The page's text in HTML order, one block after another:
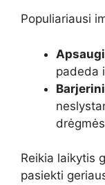
Populiariausi
padeda
Reikia laikytis
pasiekti